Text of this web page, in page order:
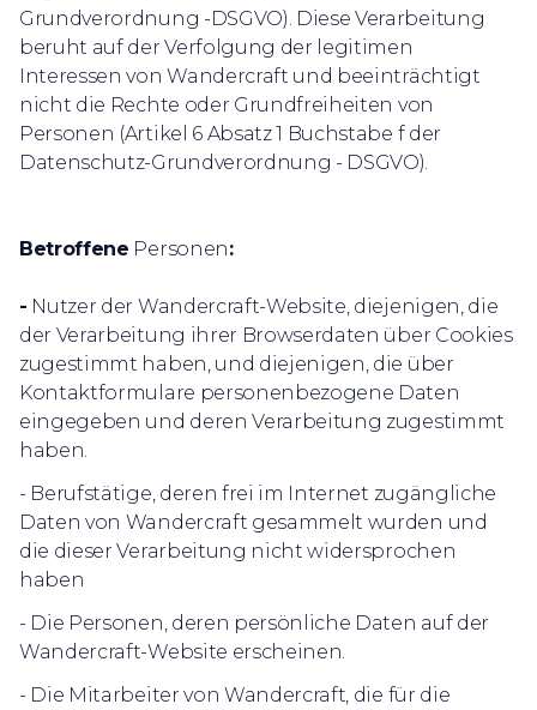
Grundverordnung -DSGVO). Diese Verarbeitung
beruht auf der Verfolgung der legitimen
Interessen von Wandercraft und beeinträchtigt
nicht die Rechte oder Grundfreiheiten von
Personen (Artikel 6 Absatz 1 Buchstabe f der
Datenschutz-Grundverordnung - DSGVO).
Betroffene Personen:
- Nutzer der Wandercraft-Website, diejenigen, die
der Verarbeitung ihrer Browserdaten über Cookies
zugestimmt haben, und diejenigen, die über
Kontaktformulare personenbezogene Daten
eingegeben und deren Verarbeitung zugestimmt
haben.
- Berufstätige, deren frei im Internet zugängliche
Daten von Wandercraft gesammelt wurden und
die dieser Verarbeitung nicht widersprochen
haben
- Die Personen, deren persönliche Daten auf der
Wandercraft-Website erscheinen.
- Die Mitarbeiter von Wandercraft, die für die